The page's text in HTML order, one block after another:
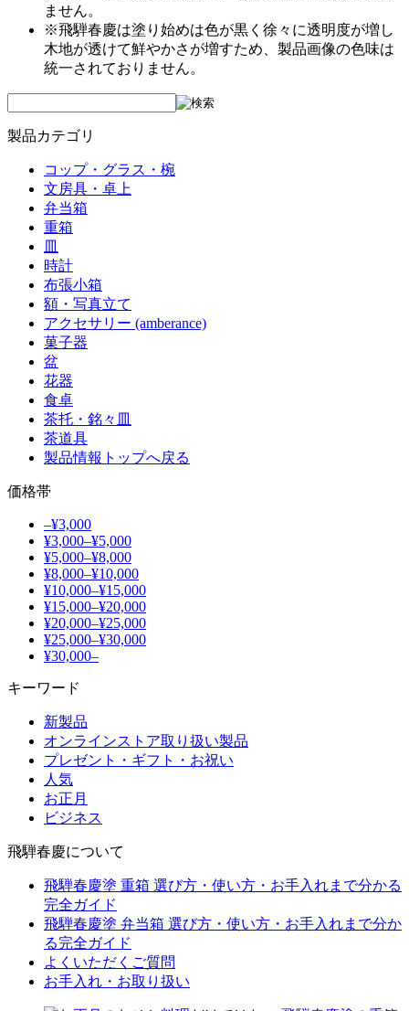
ません。
※飛騨春慶は塗り始めは色が黒く徐々に透明度が増し
木地が透けて鮮やかさが増すため、製品画像の色味は
統一されておりません。
製品カテゴリ
コップ・グラス・椀
文房具・卓上
弁当箱
重箱
皿
時計
布張小箱
額・写真立て
アクセサリー (amberance)
菓子器
盆
花器
食卓
茶托・銘々皿
茶道具
製品情報トップへ戻る
価格帯
–¥3,000
¥3,000–¥5,000
¥5,000–¥8,000
¥8,000–¥10,000
¥10,000–¥15,000
¥15,000–¥20,000
¥20,000–¥25,000
¥25,000–¥30,000
¥30,000–
キーワード
新製品
オンラインストア取り扱い製品
プレゼント・ギフト・お祝い
人気
お正月
ビジネス
飛騨春慶について
飛騨春慶塗 重箱 選び方・使い方・お手入れまで分かる
完全ガイド
飛騨春慶塗 弁当箱 選び方・使い方・お手入れまで分か
る完全ガイド
よくいただくご質問
お手入れ・お取り扱い